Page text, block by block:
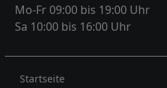
Mo-Fr 09:00 bis 19:00 Uhr
Sa 10:00 bis 16:00 Uhr
Rechtliches
Startseite